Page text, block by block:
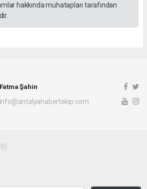
hakkında muhatapları tarafından
Fatma Şahin
info@antalyahabertakip.com